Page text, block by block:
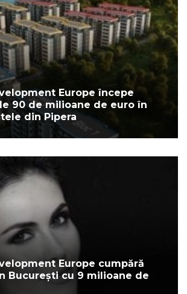
Europe începe
90 de milioane de euro în
din Pipera
Europe cumpără
București cu 9 milioane de